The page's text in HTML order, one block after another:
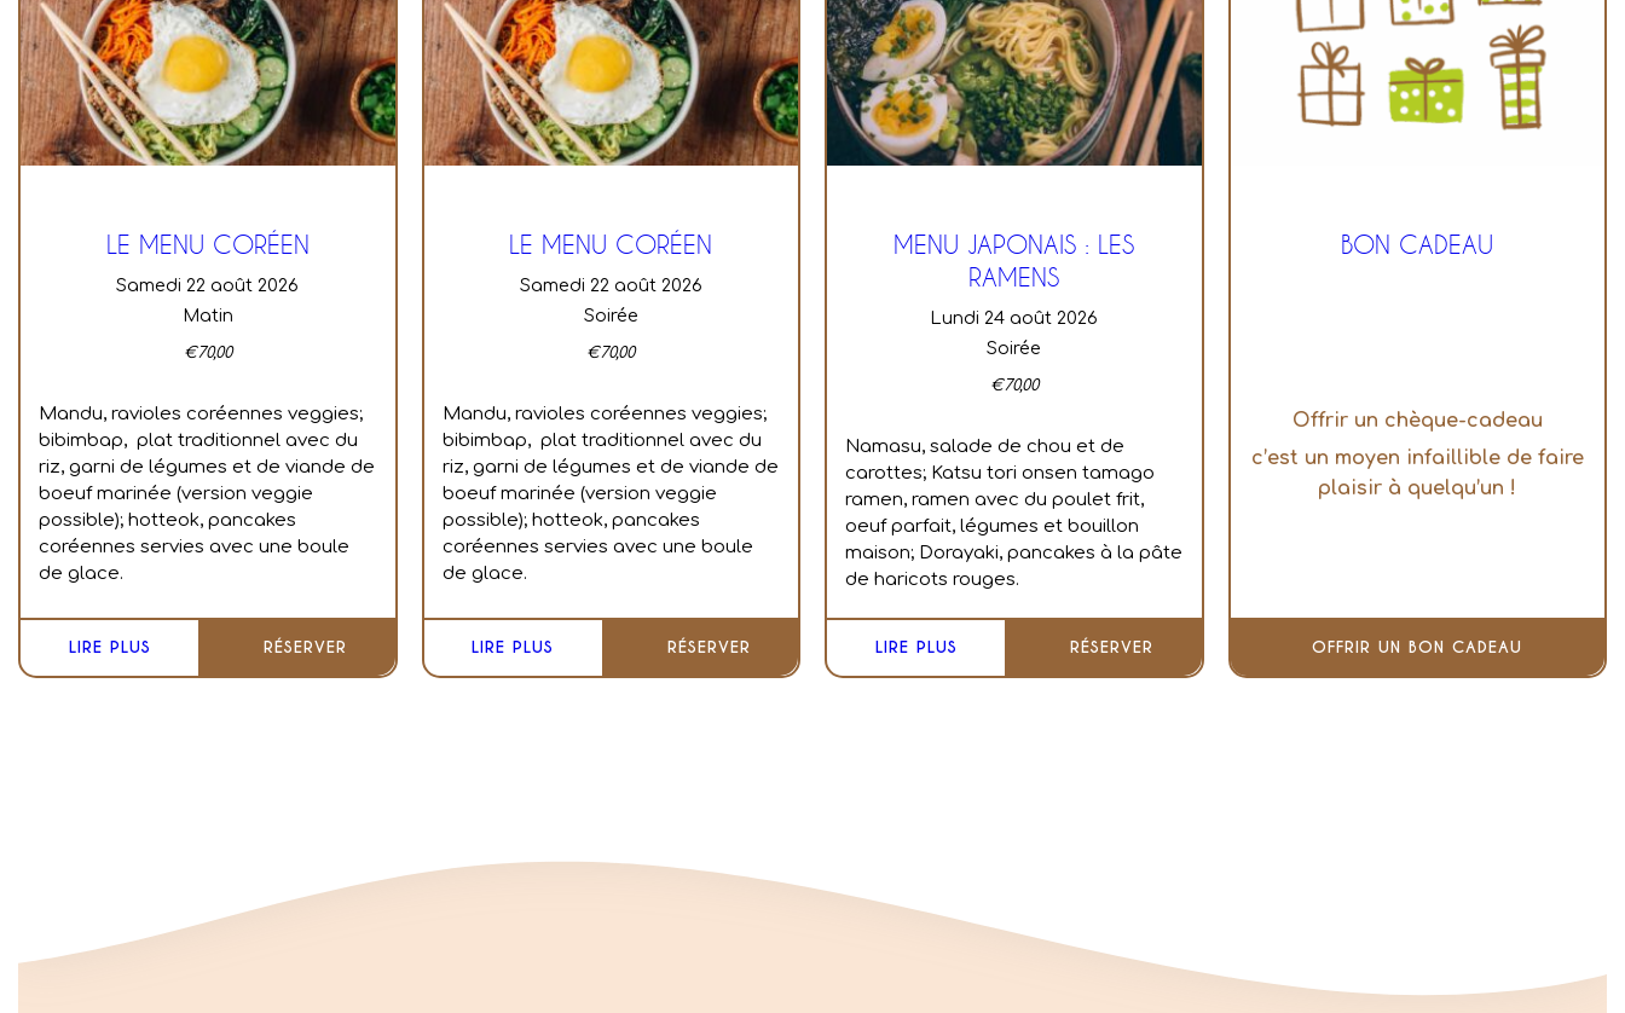
LE MENU CORÉEN
samedi 22 août 2026
Matin
€70,00
Mandu, ravioles coréennes veggies;
bibimbap, plat traditionnel avec du
riz, garni de légumes et de viande de
boeuf marinée (version veggie
possible); hotteok, pancakes
coréennes servies avec une boule
de glace.
LIRE PLUS RÉSERVER
LE MENU CORÉEN
samedi 22 août 2026
Soirée
€70,00
Mandu, ravioles coréennes veggies;
bibimbap, plat traditionnel avec du
riz, garni de légumes et de viande de
boeuf marinée (version veggie
possible); hotteok, pancakes
coréennes servies avec une boule
de glace.
LIRE PLUS RÉSERVER
MENU JAPONAIS : LES
RAMENS
lundi 24 août 2026
Soirée
€70,00
Namasu, salade de chou et de
carottes; Katsu tori onsen tamago
ramen, ramen avec du poulet frit,
oeuf parfait, légumes et bouillon
maison; Dorayaki, pancakes à la pâte
de haricots rouges.
LIRE PLUS RÉSERVER
BON CADEAU
Offrir un chèque-cadeau
c’est un moyen infaillible de faire
plaisir à quelqu’un !
OFFRIR UN BON CADEAU